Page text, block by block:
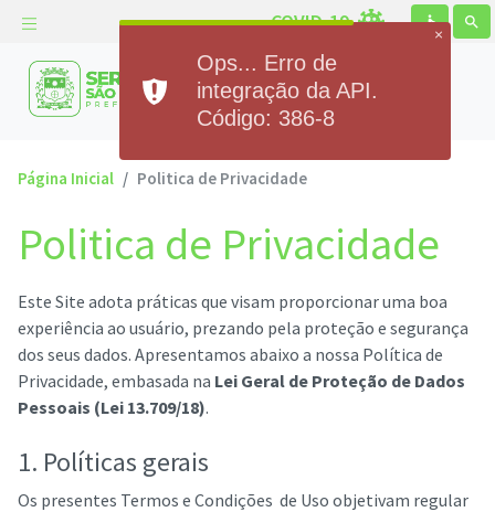
COVID-19 accessible search
Prefeitura Municipal de
Serra de São Bento
Página Inicial Politica de Privacidade
Politica de Privacidade
Este Site adota práticas que visam proporcionar uma boa
experiência ao usuário, prezando pela proteção e segurança
dos seus dados. Apresentamos abaixo a nossa Política de
Privacidade, embasada na Lei Geral de Proteção de Dados
Pessoais (Lei 13.709/18).
1. Políticas gerais
Os presentes Termos e Condições de Uso objetivam regular
×
Ops... Erro de
integração da API.
Código: 386-8